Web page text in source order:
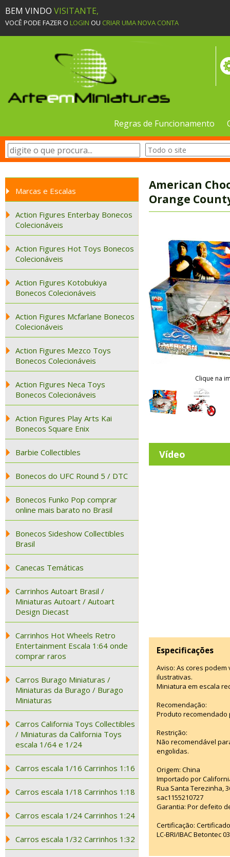
BEM VINDO VISITANTE,
VOCÊ PODE FAZER O LOGIN OU CRIAR UMA NOVA CONTA
Regras de Funcionamento
Marcas e Escalas
Action Figures Enterbay Bonecos
Colecionáveis
Action Figures Hot Toys Bonecos
Colecionáveis
Action Figures Kotobukiya
Bonecos Colecionáveis
Action Figures Mcfarlane Bonecos
Colecionáveis
Action Figures Mezco Toys
Bonecos Colecionáveis
Action Figures Neca Toys
Bonecos Colecionáveis
Action Figures Play Arts Kai
Bonecos Square Enix
Barbie Collectibles
Bonecos do UFC Round 5 / DTC
Bonecos Funko Pop comprar
online mais barato no Brasil
Bonecos Sideshow Collectibles
Brasil
Canecas Temáticas
Carrinhos Autoart Brasil /
Miniaturas Autoart / Autoart
Design Diecast
Carrinhos Hot Wheels Retro
Entertainment Escala 1:64 onde
comprar raros
Carros Burago Miniaturas /
Miniaturas da Burago / Burago
Miniaturas
Carros California Toys Collectibles
/ Miniaturas da California Toys
escala 1/64 e 1/24
Carros escala 1/16 Carrinhos 1:16
Carros escala 1/18 Carrinhos 1:18
Carros escala 1/24 Carrinhos 1:24
Carros escala 1/32 Carrinhos 1:32
American
Orange
Clique na
Vídeo
Especificações
Aviso: As cores
ilustrativas.
Miniatura em escala
Recomendação:
Produto recomendado
Restrição:
Não recomendável
engolidas.
Origem: China
Importado por
Rua Santa Terezinha,
sac1155210727
Garantia: Por defeito
Certificação:
LC-BRI/IBAC Betontec